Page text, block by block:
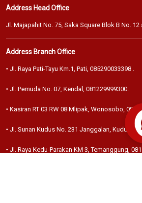
Address Head Office
Jl. Majapahit No. 75, Saka Square Blok B No. 12
Address Branch Office
• Jl. Raya Pati-Tayu Km.1, Pati, 085290033398
• Jl. Pemuda No. 07, Kendal, 081229999300
• Kasiran RT 03 RW 08 Mlipak, Wonosobo,
• Jl. Sunan Kudus No. 231 Janggalan, Kudus,
• Jl. Raya Kedu-Parakan KM 3, Temanggung,